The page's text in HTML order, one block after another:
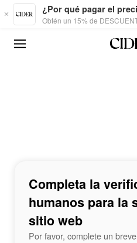
Skip to main content
¿Por qué pagar el
Obtén un 15% de
Completa la
humanos para la
sitio web
Por favor, complete un